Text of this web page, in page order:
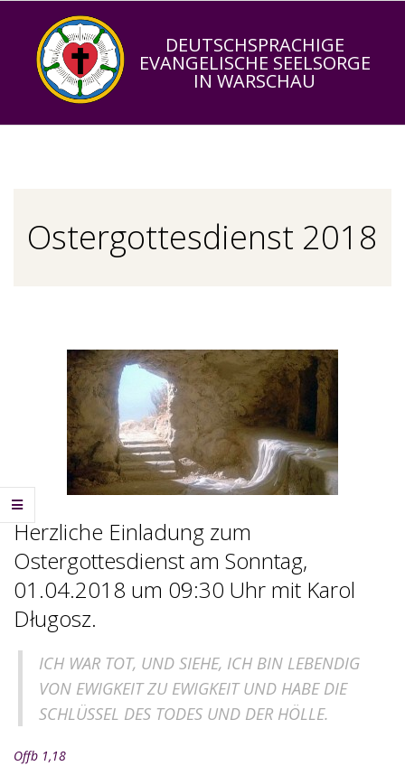
content
DEUTSCHSPRACHIGE
EVANGELISCHE SEELSORGE
IN WARSCHAU
Ostergottesdienst 2018
Herzliche Einladung zum
Ostergottesdienst am Sonntag,
01.04.2018 um 09:30 Uhr mit Karol
Długosz.
ICH WAR TOT, UND SIEHE, ICH BIN LEBENDIG
VON EWIGKEIT ZU EWIGKEIT UND HABE DIE
SCHLÜSSEL DES TODES UND DER HÖLLE.
Offb 1,18